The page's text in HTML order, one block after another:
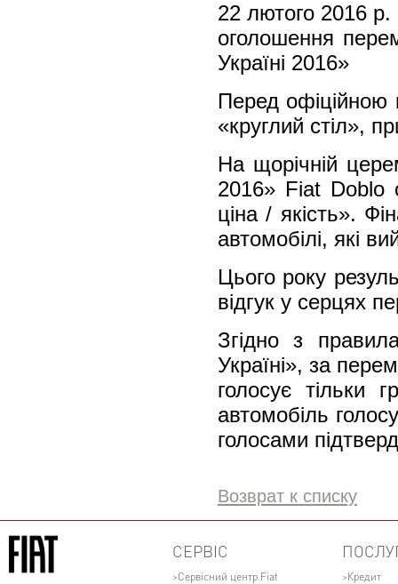
22 лютого 2016 р.
оголошення
Україні 2016»
Перед офіційною
«круглий стіл»,
На щорічній
2016» Fiat Doblo
ціна / якість».
автомобілі, які
Цього року
відгук у серцях
Згідно з
Україні», за
голосує тільки
автомобіль
голосами
Возврат к списку
СЕРВІС
Сервісний центр Fiat Кредит